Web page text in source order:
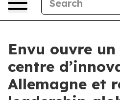
Envu ouvre
centre
Allemagne et